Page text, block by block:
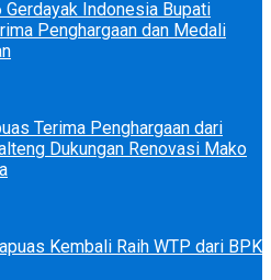
Gerdayak Indonesia Bupati
Penghargaan dan Medali
Terima Penghargaan dari
Dukungan Renovasi Mako
Kembali Raih WTP dari BPK